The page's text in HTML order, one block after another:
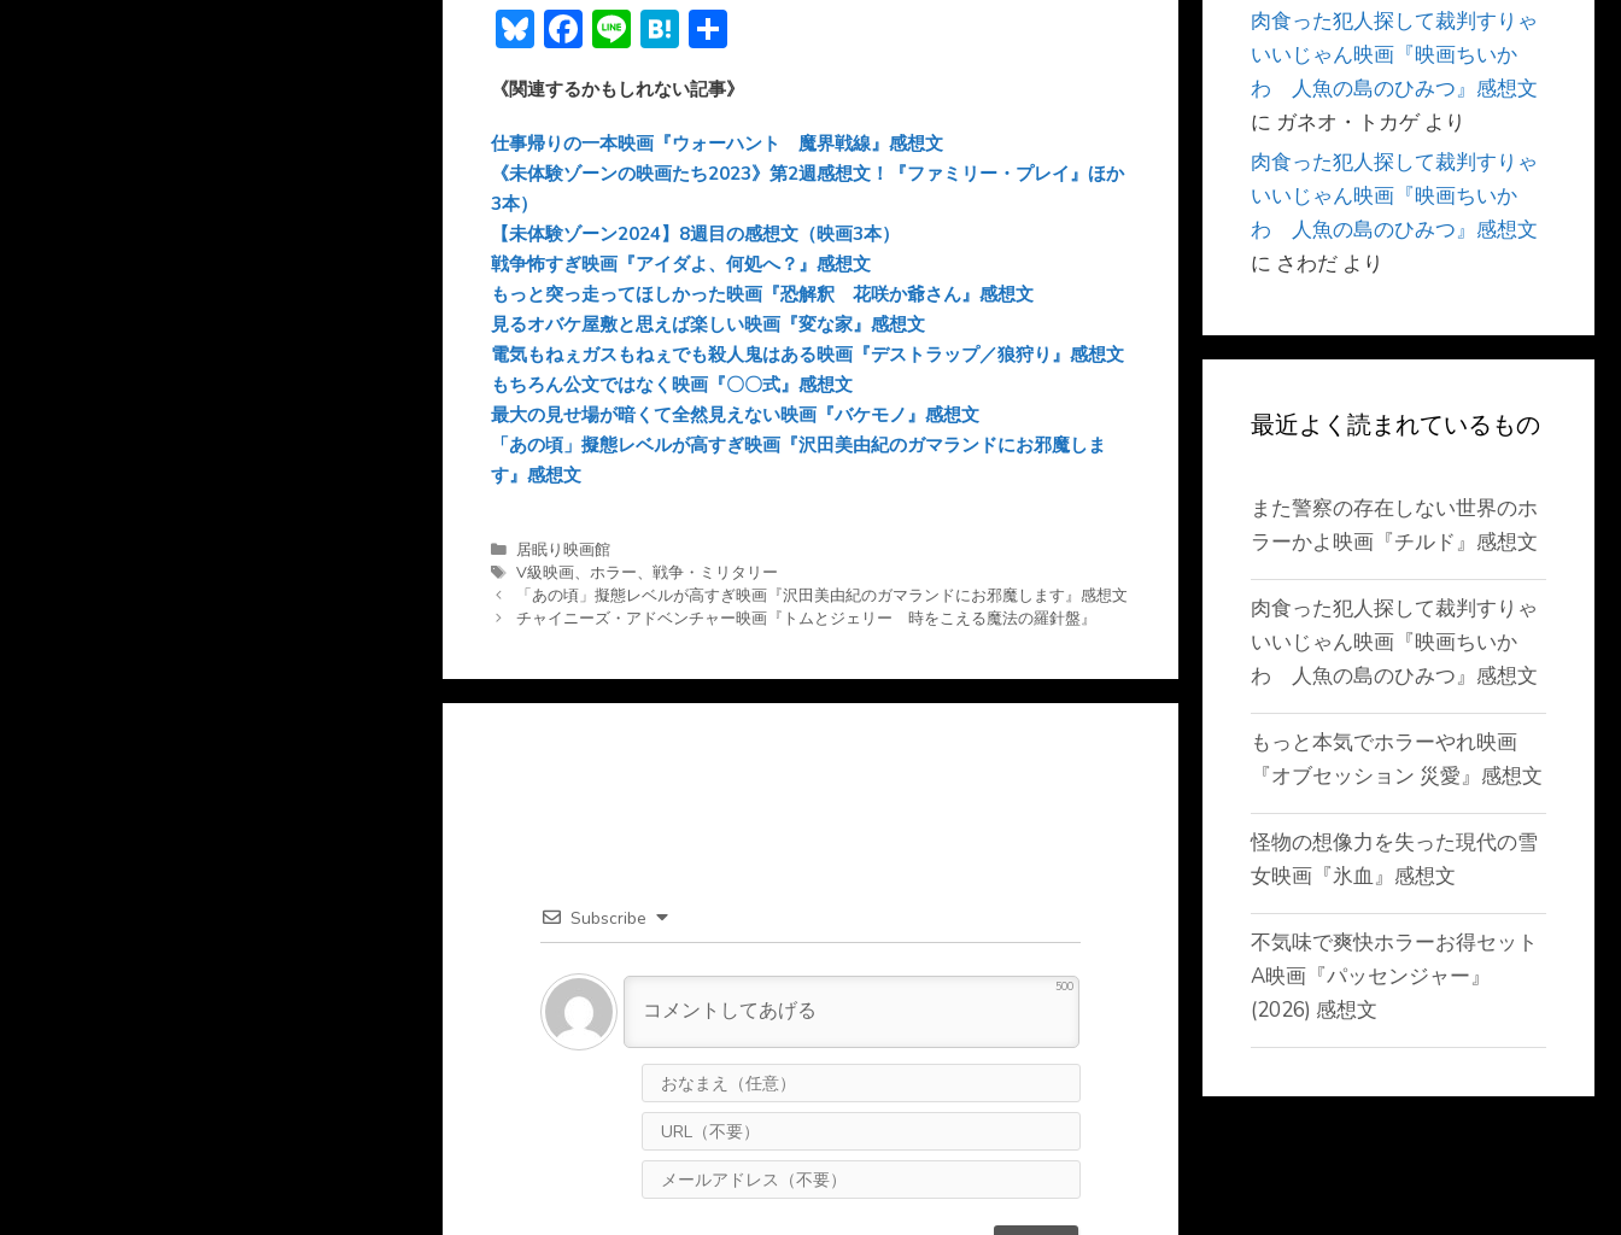
Bl
u
e
sk
y
F
ac
e
b
o
ok
Li
n
e
H
at
e
n
a
有
《関連するかもしれない記事》
仕事帰りの一本映画『ウォーハント 魔界戦線』感想文
《未体験ゾーンの映画たち2023》第2週感想文！『ファミリー・プレイ』ほか
3本）
【未体験ゾーン2024】8週目の感想文（映画3本）
戦争怖すぎ映画『アイダよ、何処へ？』感想文
もっと突っ走ってほしかった映画『恐解釈 花咲か爺さん』感想文
見るオバケ屋敷と思えば楽しい映画『変な家』感想文
電気もねぇガスもねぇでも殺人鬼はある映画『デストラップ／狼狩り』感想文
もちろん公文ではなく映画『〇〇式』感想文
最大の見せ場が暗くて全然見えない映画『バケモノ』感想文
「あの頃」擬態レベルが高すぎ映画『沢田美由紀のガマランドにお邪魔しま
す』感想文
カ
テ
ゴ
リ
居眠り映画館
タ
グ
V級映画、 ホラー、 戦争・ミリタリー
「あの頃」擬態レベルが高すぎ映画『沢田美由紀のガマランドにお邪魔します』感想文
チャイニーズ・アドベンチャー映画『トムとジェリー 時をこえる魔法の羅針盤』
Subscribe
500
な
え
任
R
（
ー
肉食った犯人探して裁判すりゃ
いいじゃん映画『映画ちいか
わ 人魚の島のひみつ』感想文
に ガネオ・トカゲより
肉食った犯人探して裁判すりゃ
いいじゃん映画『映画ちいか
わ 人魚の島のひみつ』感想文
に さわだ より
最近よく読まれているもの
また警察の存在しない世界のホ
ラーかよ映画『チルド』感想文
肉食った犯人探して裁判すりゃ
いいじゃん映画『映画ちいか
わ 人魚の島のひみつ』感想文
もっと本気でホラーやれ映画
『オブセッション 災愛』感想文
怪物の想像力を失った現代の雪
女映画『氷血』感想文
不気味で爽快ホラーお得セット
A映画『パッセンジャー』
(2026) 感想文